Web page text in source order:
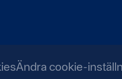
Ändra cookie-